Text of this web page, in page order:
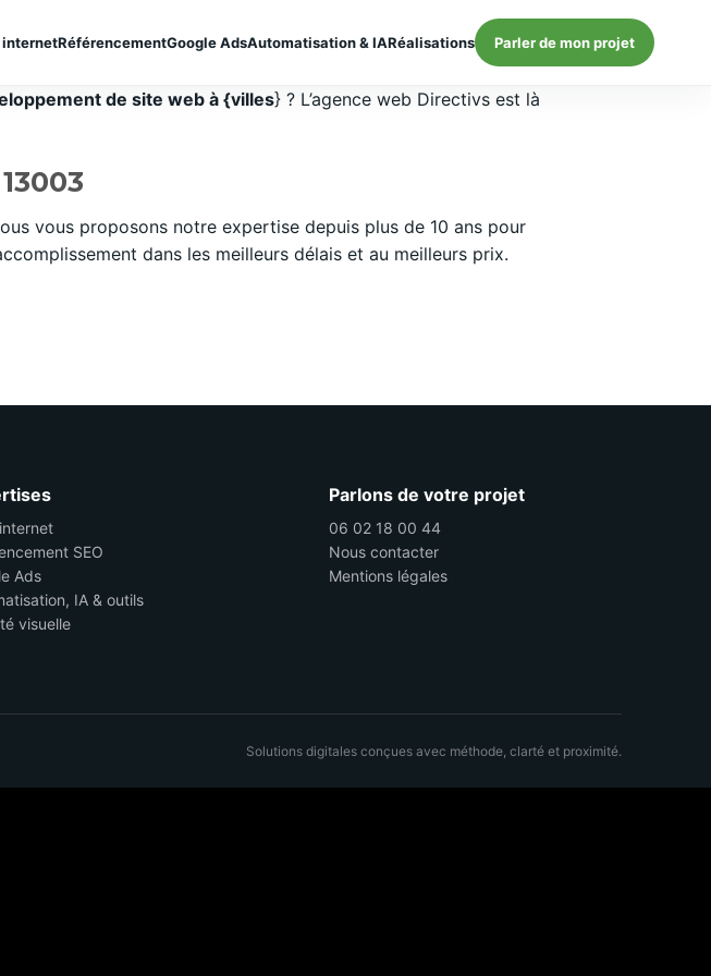
internetRéférencementGoogle AdsAutomatisation & IARéalisations Parler de mon projet
de site web à {villes} ? L’agence web Directivs est là
vous proposons notre expertise depuis plus de 10 ans pour
dans les meilleurs délais et au meilleurs prix.
SEO
Ads
IA & outils
visuelle
Parlons de votre projet
06 02 18 00 44
Nous contacter
Mentions légales
Solutions digitales conçues avec méthode, clarté et proximité.